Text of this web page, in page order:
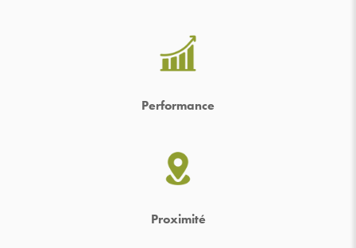
Performance
Proximité